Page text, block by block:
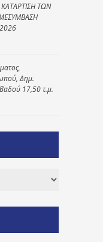
ΤΩΝ
Δημ.
17,50 τ.μ.